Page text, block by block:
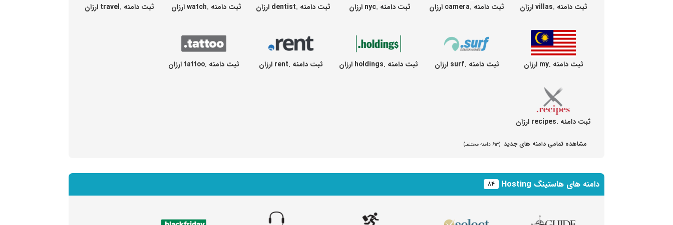
ثبت دامنه .villas ارزان ثبت دامنه .camera ارزان ثبت دامنه .nyc ارزان ثبت دامنه .dentist ارزان ثبت دامنه .watch ارزان ثبت دامنه .travel ارزان
ثبت دامنه .my ارزان ثبت دامنه .surf ارزان ثبت دامنه .holdings ارزان ثبت دامنه .rent ارزان ثبت دامنه .tattoo ارزان
ثبت دامنه .recipes ارزان
مشاهده تمامی دامنه های جدید (۶۱۳ دامنه مختلف)
دامنه های هاستینگ Hosting ۸۴